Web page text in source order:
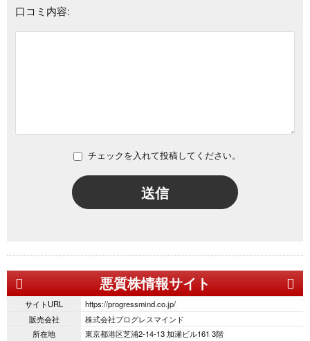
口コミ内容:
チェックを入れて投稿してください。
送信
悪質株情報サイト
サイトURL
https://progressmind.co.jp/
販売会社
株式会社プログレスマインド
所在地
東京都港区芝浦2-14-13 加瀬ビル161 3階